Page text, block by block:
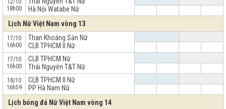
12/10
18h00
Hà Nội Watabe Nữ
Lịch Nữ Việt Nam vòng 13
17/10
16h00
Than Khoáng Sản Nữ
CLB TPHCM II Nữ
17/10
16h00
CLB TPHCM Nữ
Thái Nguyên T&T Nữ
18/10
16h59
CLB TPHCM II Nữ
PP Hà Nam Nữ
Lịch bóng đá Nữ Việt Nam vòng 14